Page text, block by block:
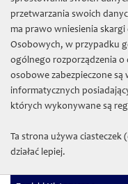
Sectio D (Botanica)
Sectio E (Zoologia)
Sectio F (Astronomia)
Sectio G (Physiologia)
Sectio H (Medicina)
przetwarzania swoich
ma prawo wniesienia skargi
Osobowych, w przypadku
ogólnego rozporządzenia
osobowe zabezpieczone są
informatycznych
których wykonywane są
Ta strona używa
działać lepiej.